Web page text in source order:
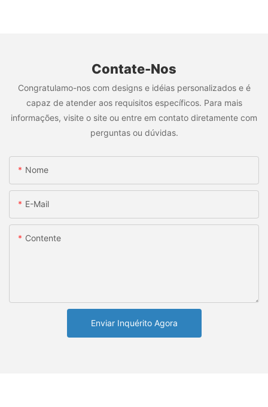
Contate-Nos
Congratulamo-nos com designs e idéias personalizados e é
capaz de atender aos requisitos específicos. Para mais
informações, visite o site ou entre em contato diretamente com
perguntas ou dúvidas.
Nome
E-Mail
Contente
Enviar Inquérito Agora